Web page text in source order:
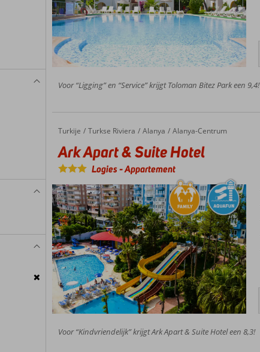
Voor “Ligging” en “Service” krijgt Toloman Bitez Park een 9,4!
Home
Turkije Turkse Riviera Alanya Alanya-Centrum
Ark Apart & Suite Hotel
Ark Apart & Suite Hotel
Logies-Appartement
Voor “Kindvriendelijk” krijgt Ark Apart & Suite Hotel een 8,3!